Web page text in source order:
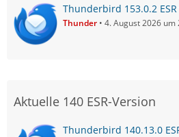
Thunderbird 153.0.2
Thunder 4. August 2026 um
Aktuelle 140 ESR-Version
Thunderbird 140.13.0